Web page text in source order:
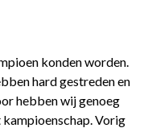
konden worden.
hard gestreden en
hebben wij genoeg
kampioenschap. Vorig